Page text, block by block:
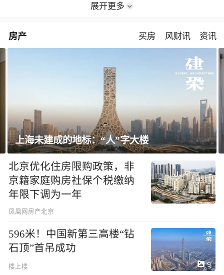
展开更多
房产 买房 风财讯 资讯
成的地标：“人”字大楼 飘窗竟然
北京优化住房限购政策，非
京籍家庭购房社保个税缴纳
年限下调为一年
凤凰网房产北京
596米！中国新第三高楼“钻
石顶”首吊成功
楼上楼 9